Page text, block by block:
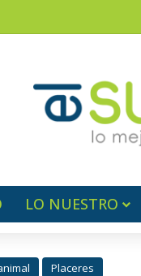
LO NUESTRO
Placeres